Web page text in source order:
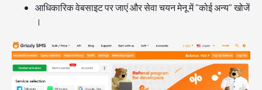
आधिकारिक वेबसाइट पर जाएं और सेवा चयन मेनू में "कोई अन्य" खोजें
।